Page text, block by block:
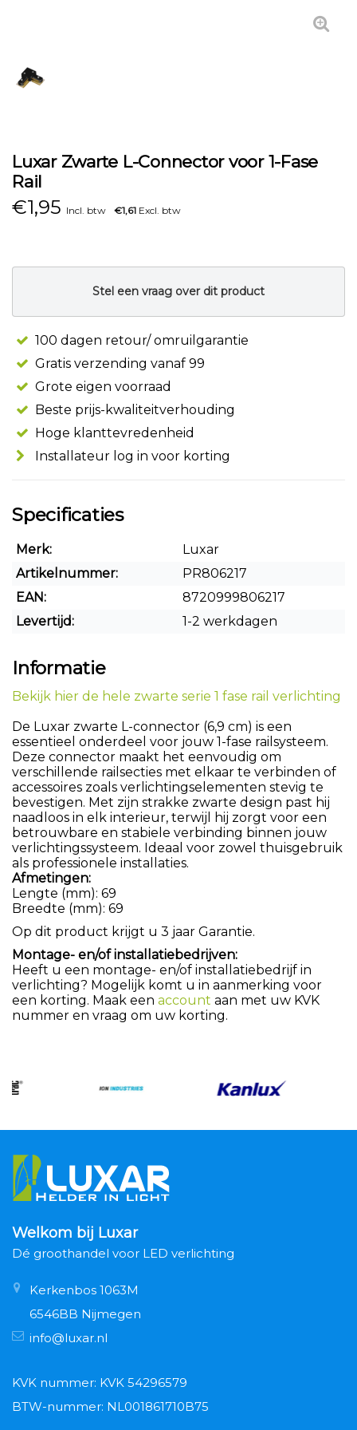
Luxar Zwarte L-Connector voor 1-Fase
Rail
€1,95 Incl. btw €1,61 Excl. btw
Stel een vraag over dit product
100 dagen retour/ omruilgarantie
Gratis verzending vanaf 99
Grote eigen voorraad
Beste prijs-kwaliteitverhouding
Hoge klanttevredenheid
Installateur log in voor korting
Specificaties
Merk:
Luxar
Artikelnummer:
PR806217
EAN:
8720999806217
Levertijd:
1-2 werkdagen
Informatie
Bekijk hier de hele zwarte serie 1 fase rail verlichting
De Luxar zwarte L-connector (6,9 cm) is een
essentieel onderdeel voor jouw 1-fase railsysteem.
Deze connector maakt het eenvoudig om
verschillende railsecties met elkaar te verbinden of
accessoires zoals verlichtingselementen stevig te
bevestigen. Met zijn strakke zwarte design past hij
naadloos in elk interieur, terwijl hij zorgt voor een
betrouwbare en stabiele verbinding binnen jouw
verlichtingssysteem. Ideaal voor zowel thuisgebruik
als professionele installaties.
Afmetingen:
Lengte (mm): 69
Breedte (mm): 69
Op dit product krijgt u 3 jaar Garantie.
Montage- en/of installatiebedrijven:
Heeft u een montage- en/of installatiebedrijf in
verlichting? Mogelijk komt u in aanmerking voor
een korting. Maak een account aan met uw KVK
nummer en vraag om uw korting.
Welkom bij Luxar
Dé groothandel voor LED verlichting
Kerkenbos 1063M
6546BB Nijmegen
info@luxar.nl
KVK nummer: KVK 54296579
BTW-nummer: NL001861710B75